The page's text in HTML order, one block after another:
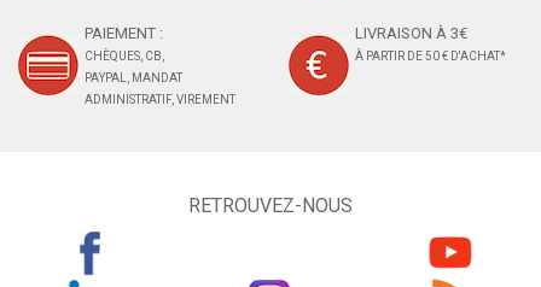
PAIEMENT :
CHÈQUES, CB,
PAYPAL, MANDAT
ADMINISTRATIF, VIREMENT
LIVRAISON À 3€
À PARTIR DE 50 € D'ACHAT*
RETROUVEZ-NOUS